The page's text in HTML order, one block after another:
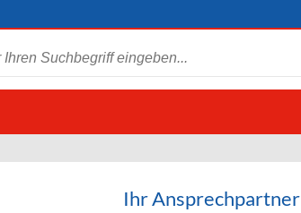
Ihr Ansprechpartner